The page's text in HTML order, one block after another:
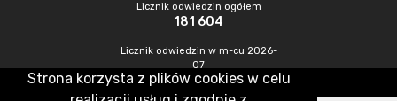
Licznik odwiedzin ogółem
181 604
Licznik odwiedzin w m-cu 2026-
07
195
Strona korzysta z plików cookies w celu